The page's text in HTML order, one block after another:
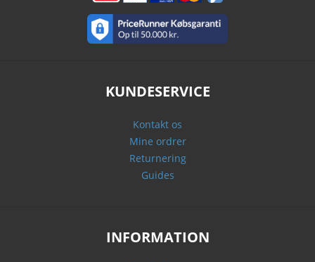
KUNDESERVICE
Kontakt os
Mine ordrer
Returnering
Guides
INFORMATION